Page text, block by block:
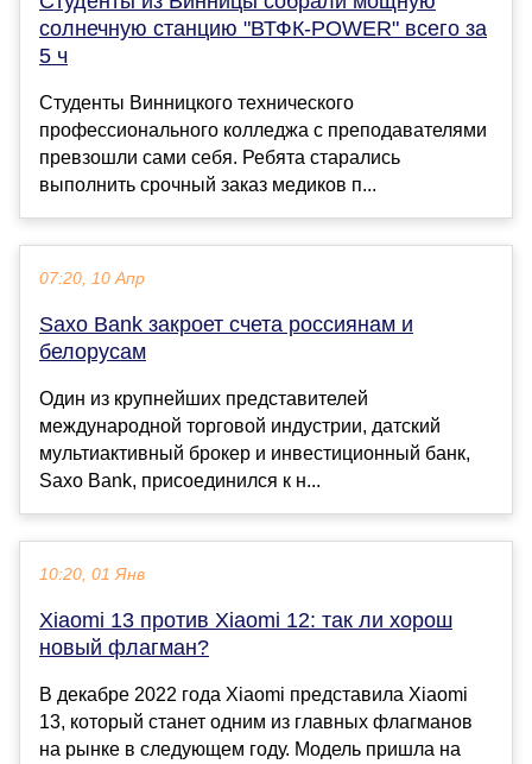
солнечную станцию "ВТФК-POWER" всего за
5 ч
Студенты Винницкого технического
профессионального колледжа с преподавателями
превзошли сами себя. Ребята старались
выполнить срочный заказ медиков п...
07:20, 10 Апр
Saxo Bank закроет счета россиянам и
белорусам
Один из крупнейших представителей
международной торговой индустрии, датский
мультиактивный брокер и инвестиционный банк,
Saxo Bank, присоединился к н...
10:20, 01 Янв
Xiaomi 13 против Xiaomi 12: так ли хорош
новый флагман?
В декабре 2022 года Xiaomi представила Xiaomi
13, который станет одним из главных флагманов
на рынке в следующем году. Модель пришла на